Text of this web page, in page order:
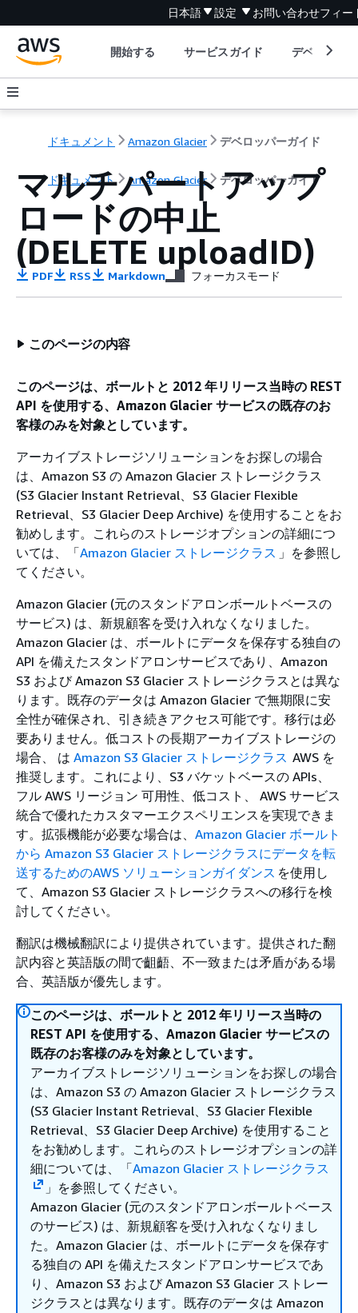
日本語 設定 お問い合わせフィー
開始する サービスガイド デベロッパ
ドキュメント Amazon Glacier デベロッパーガイド
ドキュメント Amazon Glacier デベロッパーガイド
マルチパートアップ
ロードの中止
(DELETE uploadID)
PDF RSS Markdown フォーカスモード
このページの内容
このページは、ボールトと 2012 年リリース当時の REST
API を使用する、Amazon Glacier サービスの既存のお
客様のみを対象としています。
アーカイブストレージソリューションをお探しの場合
は、Amazon S3 の Amazon Glacier ストレージクラス
(S3 Glacier Instant Retrieval、S3 Glacier Flexible
Retrieval、S3 Glacier Deep Archive) を使用することをお
勧めします。これらのストレージオプションの詳細につ
いては、「Amazon Glacier ストレージクラス 」を参照し
てください。
Amazon Glacier (元のスタンドアロンボールトベースの
サービス) は、新規顧客を受け入れなくなりました。
Amazon Glacier は、ボールトにデータを保存する独自の
API を備えたスタンドアロンサービスであり、Amazon
S3 および Amazon S3 Glacier ストレージクラスとは異な
ります。既存のデータは Amazon Glacier で無期限に安
全性が確保され、引き続きアクセス可能です。移行は必
要ありません。低コストの長期アーカイブストレージの
場合、 は Amazon S3 Glacier ストレージクラス AWS を
推奨します。これにより、S3 バケットベースの APIs、
フル AWS リージョン 可用性、低コスト、 AWS サービス
統合で優れたカスタマーエクスペリエンスを実現できま
す。拡張機能が必要な場合は、 Amazon Glacier ボールト
から Amazon S3 Glacier ストレージクラスにデータを転
送するためのAWS ソリューションガイダンス を使用し
て、Amazon S3 Glacier ストレージクラスへの移行を検
討してください。
翻訳は機械翻訳により提供されています。提供された翻
訳内容と英語版の間で齟齬、不一致または矛盾がある場
合、英語版が優先します。
このページは、ボールトと 2012 年リリース当時の
REST API を使用する、Amazon Glacier サービスの
既存のお客様のみを対象としています。
アーカイブストレージソリューションをお探しの場合
は、Amazon S3 の Amazon Glacier ストレージクラス
(S3 Glacier Instant Retrieval、S3 Glacier Flexible
Retrieval、S3 Glacier Deep Archive) を使用すること
をお勧めします。これらのストレージオプションの詳
細については、「Amazon Glacier ストレージクラス
」を参照してください。
Amazon Glacier (元のスタンドアロンボールトベース
のサービス) は、新規顧客を受け入れなくなりまし
た。Amazon Glacier は、ボールトにデータを保存す
る独自の API を備えたスタンドアロンサービスであ
り、Amazon S3 および Amazon S3 Glacier ストレー
ジクラスとは異なります。既存のデータは Amazon